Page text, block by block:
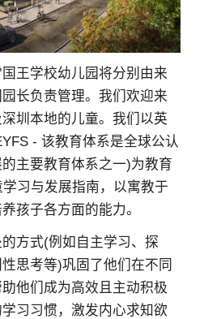
王学校幼儿园将分别由来
长负责管理。我们欢迎来
圳本地的儿童。我们以英
- 该教育体系是全球公认
主要教育体系之一)为教育
习与发展指南，以寓教于
孩子各方面的能力。
方式(例如自主学习、探
思考等)巩固了他们在不同
他们成为高效且主动积极
习习惯，激发内心求知欲